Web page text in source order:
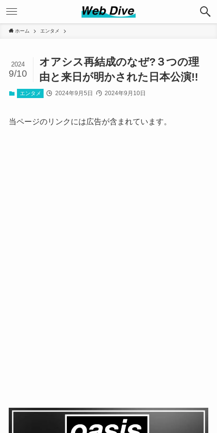
ホーム エンタメ
オアシス再結成のなぜ?３つの理
由と来日が明かされた日本公演!!
2024
9/10
エンタメ 2024年9月5日 2024年9月10日
当ページのリンクには広告が含まれています。